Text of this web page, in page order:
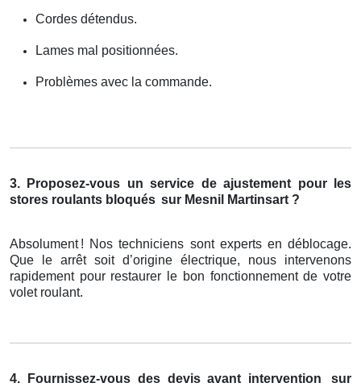
Cordes détendus.
Lames mal positionnées.
Problèmes avec la commande.
3. Proposez-vous un service de ajustement pour les
stores roulants bloqués sur Mesnil Martinsart ?
Absolument ! Nos techniciens sont experts en déblocage.
Que le arrêt soit d’origine é lectrique, nous intervenons
rapidement pour restaurer le bon fonctionnement de votre
volet roulant.
4. Fournissez-vous des devis avant intervention
sur